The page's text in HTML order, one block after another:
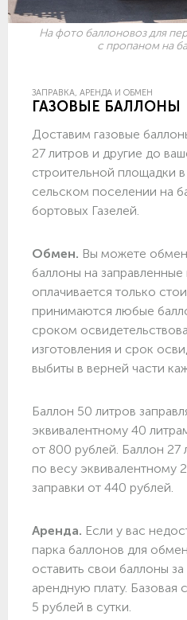
На фото баллоновоз для
с пропаном на
ЗАПРАВКА, АРЕНДА И ОБМЕН
ГАЗОВЫЕ БАЛЛОНЫ
Доставим газовые
27 литров и другие до
строительной площадки
сельском поселении на
бортовых Газелей.
Обмен. Вы можете
баллоны на
оплачивается только
принимаются любые
сроком
изготовления и срок
выбиты в верней части
Баллон 50 литров
эквивалентному 40
от 800 рублей. Баллон 27
по весу эквивалентному
заправки от 440 рублей.
Аренда. Если у вас
парка баллонов для
оставить свои баллоны
арендную плату. Базовая
5 рублей в сутки.